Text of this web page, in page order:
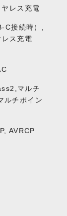
レス充電
C接続時）,
ス充電
マルチ
ルチポイン
AVRCP